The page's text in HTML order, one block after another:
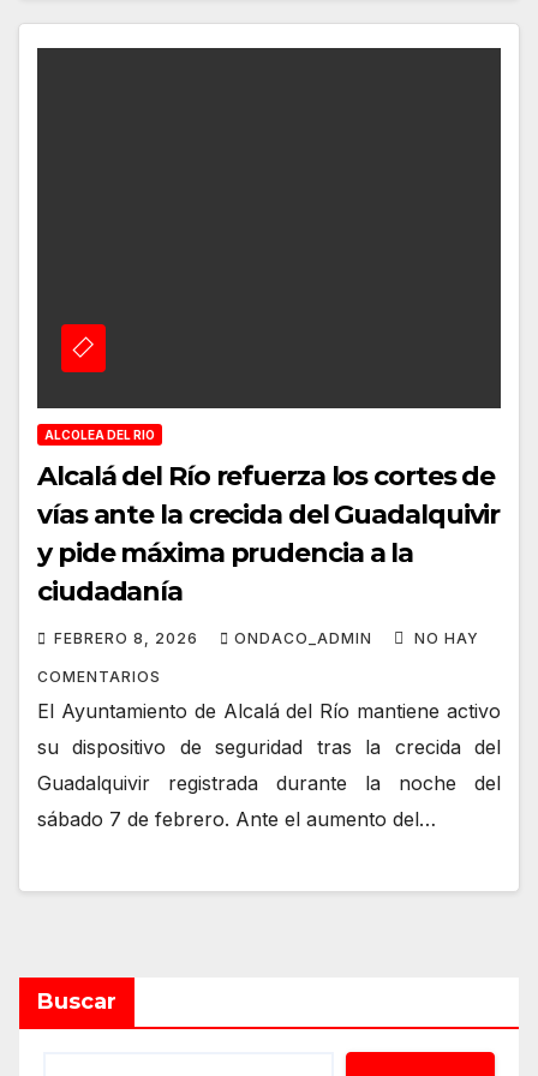
ALCOLEA DEL RIO
Alcalá del Río refuerza los cortes de
vías ante la crecida del Guadalquivir
y pide máxima prudencia a la
ciudadanía
FEBRERO 8, 2026 ONDACO_ADMIN NO HAY
COMENTARIOS
El Ayuntamiento de Alcalá del Río mantiene activo
su dispositivo de seguridad tras la crecida del
Guadalquivir registrada durante la noche del
sábado 7 de febrero. Ante el aumento del…
Buscar